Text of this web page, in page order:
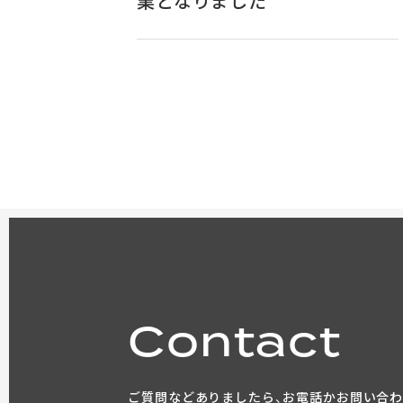
Contact
ご質問などありましたら、お電話かお問い合